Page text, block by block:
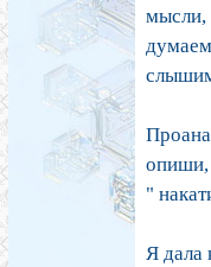
мысли,
опиши,
"
Я дала